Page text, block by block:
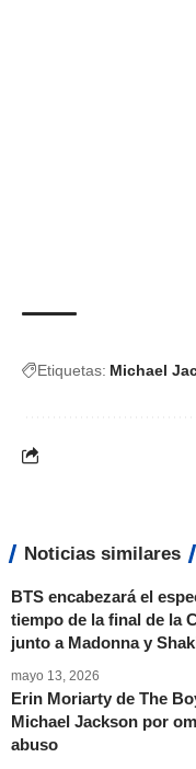
Etiquetas: Michael
Noticias similares
BTS encabezará el
tiempo de la final de la
junto a Madonna y
mayo 13, 2026
Erin Moriarty de The
Michael Jackson por
abuso